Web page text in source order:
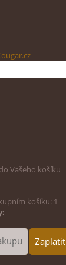
Vašeho košíku
košíku: 1
Zaplatit